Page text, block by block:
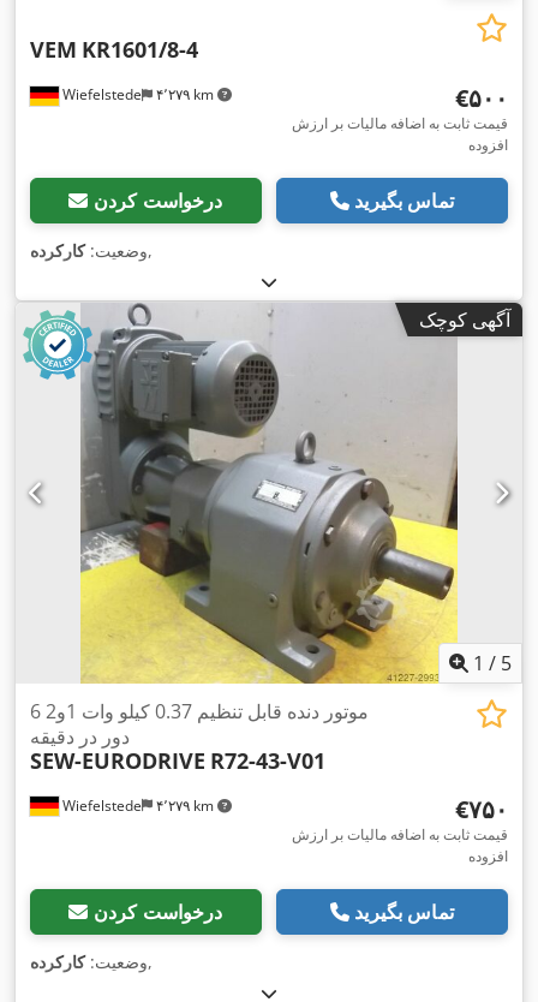
Wiefelstede ۴٬۲۷۹ km
VEM KR1601/8-4
‎€۵۰۰
قیمت ثابت به اضافه مالیات بر ارزش
افزوده
درخواست کردن تماس بگیرید
وضعیت:کارکرده ,
آگهی کوچک
1 / 5
Wiefelstede ۴٬۲۷۹ km
موتور دنده قابل تنظیم 0.37 کیلو وات 1و2 6
دور در دقیقه
SEW-EURODRIVE R72-43-V01
‎€۷۵۰
قیمت ثابت به اضافه مالیات بر ارزش
افزوده
درخواست کردن تماس بگیرید
وضعیت:کارکرده ,